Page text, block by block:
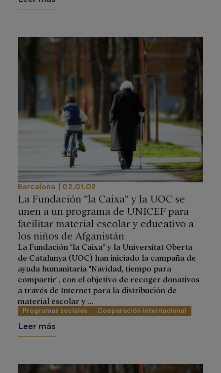
Barcelona 02.01.02
La Fundación ”la Caixa” y la UOC se
unen a un programa de UNICEF para
facilitar material escolar y educativo a
los niños de Afganistán
La Fundación "la Caixa" y la Universitat Oberta
de Catalunya (UOC) han iniciado la campaña de
ayuda humanitaria "Navidad, tiempo para
compartir", con el objetivo de recoger donativos
a través de Internet para la distribución de
material escolar y ...
Programas sociales Cooperación internacional
Leer más